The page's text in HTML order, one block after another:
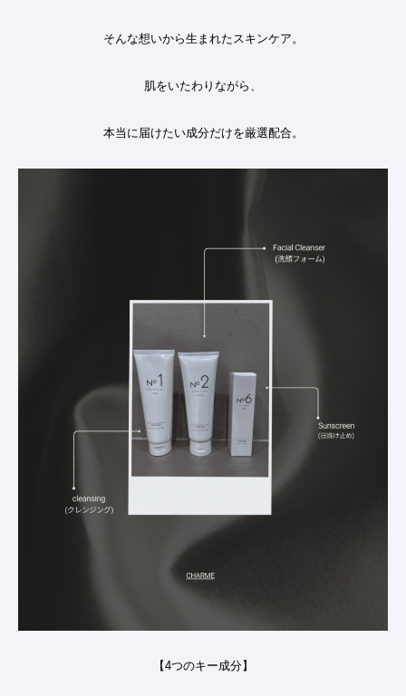
そんな想いから生まれたスキンケア。
肌をいたわりながら、
本当に届けたい成分だけを厳選配合。
【4つのキー成分】